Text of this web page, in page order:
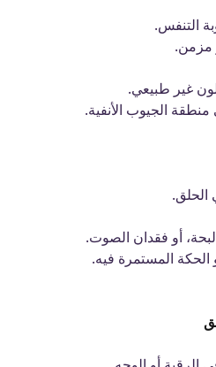
التنفس.
مزمن.
غير طبيعي.
الجيوب الأنفية.
الحلق.
أو فقدان الصوت.
المستمرة فيه.